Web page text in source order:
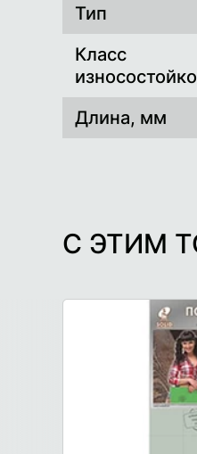
Тип
Класс
Длина, мм
С ЭТИМ